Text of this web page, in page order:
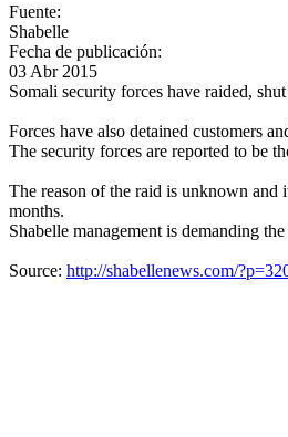
Fuente:
Shabelle
Fecha de publicación:
03 Abr 2015
Somali security forces have raided,
Forces have also detained customers
The security forces are reported to be
The reason of the raid is unknown
months.
Shabelle management is demanding
Source: http://shabellenews.com/